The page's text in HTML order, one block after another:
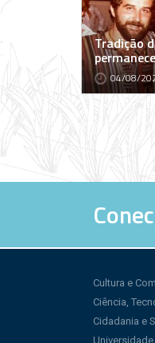
Tradição
04/08/
Cultura e
Ciência,
Cidadania e
Universidade